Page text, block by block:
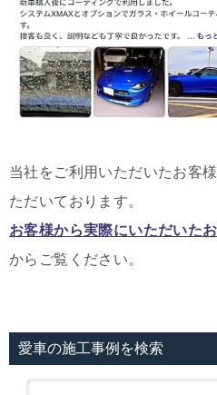
当社をご利用いただいたお客
ただいております。
お客様から実際にいただいた
からご覧ください。
愛車の施工事例を検索